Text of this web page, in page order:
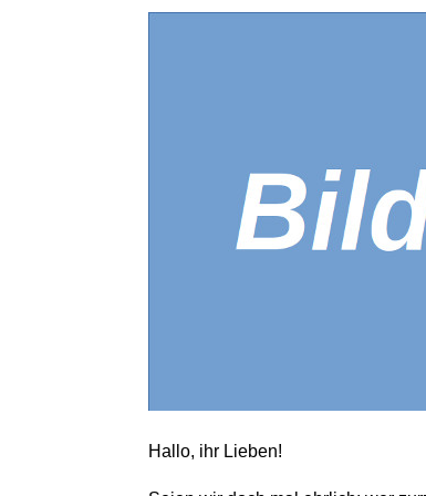
Hallo, ihr Lieben!